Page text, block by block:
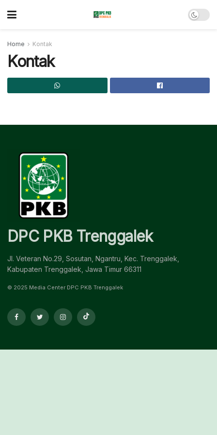
Home Kontak
Kontak
DPC PKB Trenggalek
Jl. Veteran No.29, Sosutan, Ngantru, Kec. Trenggalek,
Kabupaten Trenggalek, Jawa Timur 66311
© 2025 Media Center DPC PKB Trenggalek